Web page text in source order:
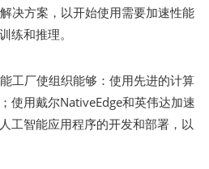
决方案，以开始使用需要加速性能
练和推理。
工厂使组织能够：使用先进的计算
使用戴尔NativeEdge和英伟达加速
工智能应用程序的开发和部署，以